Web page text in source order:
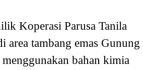
Koperasi Parusa Tanila
area tambang emas Gunung
bahan kimia